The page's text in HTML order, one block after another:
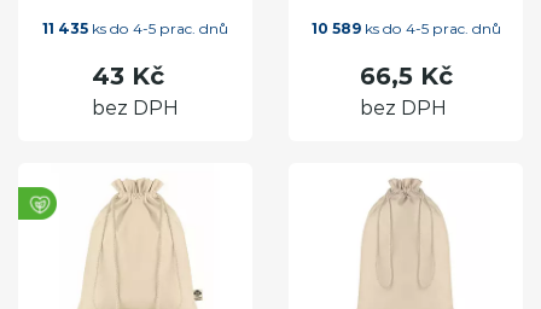
11 435 ks do 4-5 prac. dnů
43 Kč
bez DPH
10 589ks do 4-5 prac. dnů
66,5 Kč
bez DPH